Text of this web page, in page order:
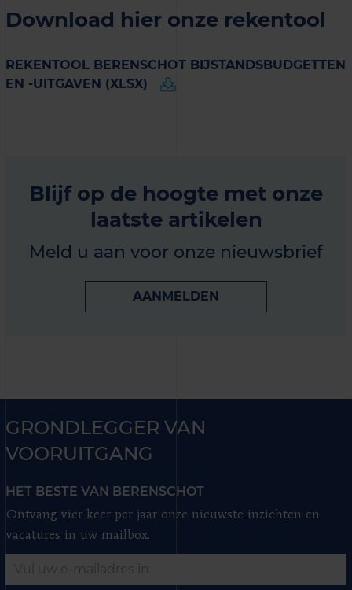
Download hier onze rekentool
REKENTOOL BERENSCHOT BIJSTANDSBUDGETTEN
EN -UITGAVEN (XLSX)
Blijf op de hoogte met onze
laatste artikelen
Meld u aan voor onze nieuwsbrief
AANMELDEN
GRONDLEGGER VAN
VOORUITGANG
HET BESTE VAN BERENSCHOT
Ontvang vier keer per jaar onze nieuwste inzichten en
vacatures in uw mailbox.